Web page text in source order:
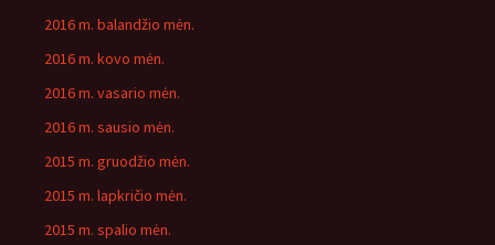
2016 m. balandžio mėn.
2016 m. kovo mėn.
2016 m. vasario mėn.
2016 m. sausio mėn.
2015 m. gruodžio mėn.
2015 m. lapkričio mėn.
2015 m. spalio mėn.